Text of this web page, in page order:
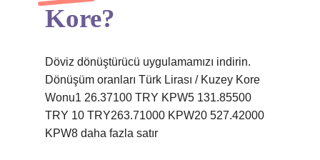
Kore?
Döviz dönüştürücü uygulamamızı indirin.
Dönüşüm oranları Türk Lirası / Kuzey Kore
Wonu1 26.37100 TRY KPW5 131.85500
TRY 10 TRY263.71000 KPW20 527.42000
KPW8 daha fazla satır